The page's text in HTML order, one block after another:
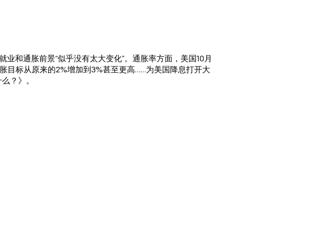
和通胀前景“似乎没有太大变化”。通胀率方面，美国10月
目标从原来的2%增加到3%甚至更高……为美国降息打开大
？》。